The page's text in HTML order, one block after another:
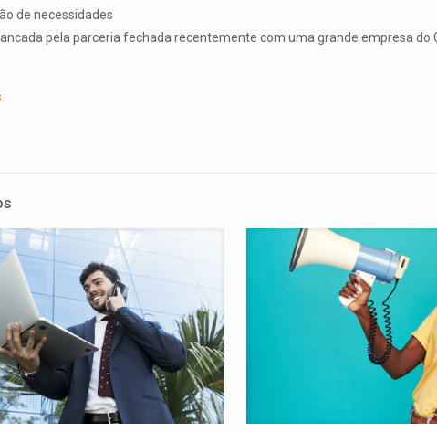
de necessidades
pela parceria fechada recentemente com uma grande empresa